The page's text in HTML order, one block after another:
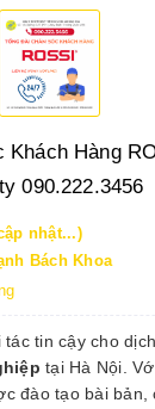
Hàng
090.222.3456
nhật...)
Bách Khoa
tin cậy cho
tại Hà Nội.
đào tạo bài bản,